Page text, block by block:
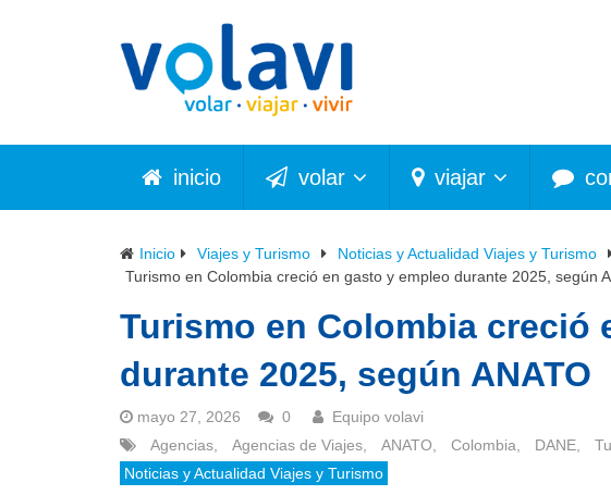
inicio volar viajar
Inicio Viajes y Turismo
Noticias y Actualidad Viajes y Turismo
Turismo en Colombia creció en gasto y empleo durante 2025, según
Turismo en Colombia creció
durante 2025, según ANATO
mayo 27, 2026 0
Equipo volavi
Agencias
Agencias de Viajes ANATO Colombia DANE
Noticias y Actualidad Viajes y Turismo